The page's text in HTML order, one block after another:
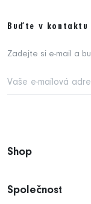
Buďte v kontaktu
Zadejte si e-mail a
Shop
Společnost